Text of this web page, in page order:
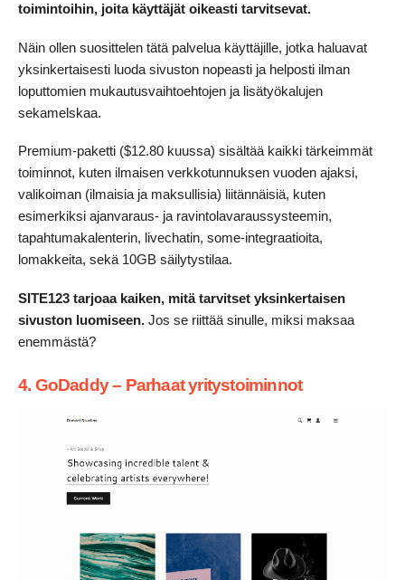
toimintoihin, joita käyttäjät oikeasti tarvitsevat.
Näin ollen suosittelen tätä palvelua käyttäjille, jotka haluavat
yksinkertaisesti luoda sivuston nopeasti ja helposti ilman
loputtomien mukautusvaihtoehtojen ja lisätyökalujen
sekamelskaa.
Premium-paketti ($12.80 kuussa) sisältää kaikki tärkeimmät
toiminnot, kuten ilmaisen verkkotunnuksen vuoden ajaksi,
valikoiman (ilmaisia ja maksullisia) liitännäisiä, kuten
esimerkiksi ajanvaraus- ja ravintolavaraussysteemin,
tapahtumakalenterin, livechatin, some-integraatioita,
lomakkeita, sekä 10GB säilytystilaa.
SITE123 tarjoaa kaiken, mitä tarvitset yksinkertaisen
sivuston luomiseen. Jos se riittää sinulle, miksi maksaa
enemmästä?
4. GoDaddy – Parhaat yritystoiminnot